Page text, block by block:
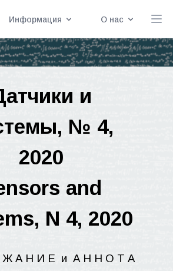
Информация О нас
и
, № 4,
2020
and
N 4, 2020
Ж А Н И Е и А Н Н О Т А